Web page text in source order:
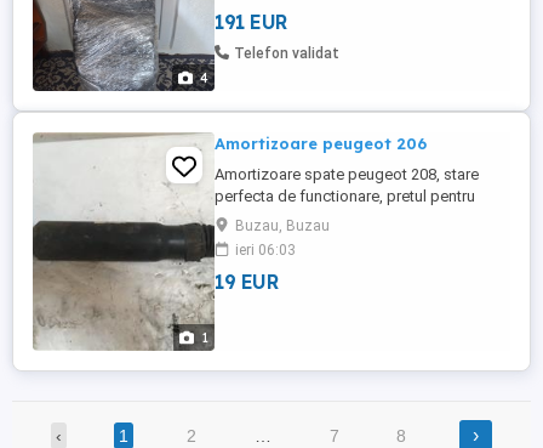
4
191 EUR
Telefon validat
1
Amortizoare peugeot 206
Amortizoare spate peugeot 208, stare
perfecta de functionare, pretul pentru
ambele piese.
Buzau, Buzau
ieri 06:03
19 EUR
‹ 1 2 7 8 ›